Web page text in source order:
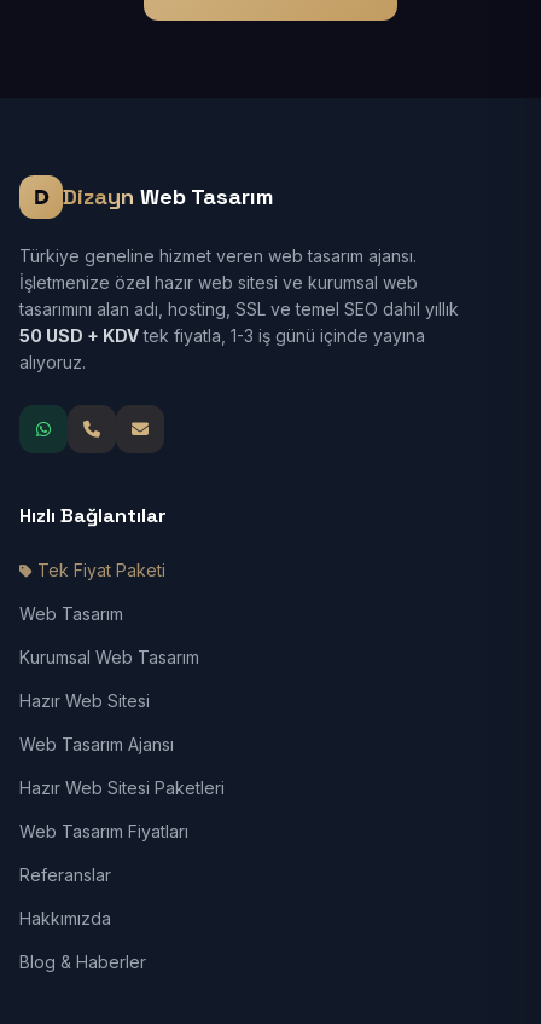
Dizayn Web Tasarım
Türkiye geneline hizmet veren web tasarım ajansı.
İşletmenize özel hazır web sitesi ve kurumsal web
tasarımını alan adı, hosting, SSL ve temel SEO dahil yıllık
50 USD + KDVtek fiyatla, 1-3 iş günü içinde yayına
alıyoruz.
Hızlı Bağlantılar
Tek Fiyat Paketi
Web Tasarım
Kurumsal Web Tasarım
Hazır Web Sitesi
Web Tasarım Ajansı
Hazır Web Sitesi Paketleri
Web Tasarım Fiyatları
Referanslar
Hakkımızda
Blog & Haberler